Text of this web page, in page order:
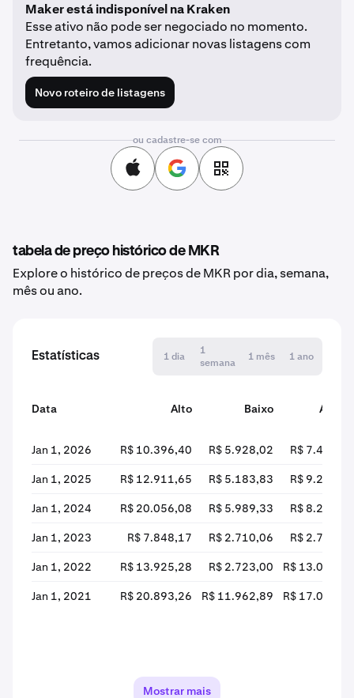
Maker está indisponível na Kraken
Esse ativo não pode ser negociado no momento.
Entretanto, vamos adicionar novas listagens com
frequência.
Novo roteiro de listagens
ou cadastre-se com
tabela de preço histórico de MKR
Explore o histórico de preços de MKR por dia, semana,
mês ou ano.
Estatísticas 1 dia
1
semana
1 mês 1 ano
Data Alto Baixo Aberto
Jan 1, 2026 R$ 10.396,40 R$ 5.928,02 R$ 7.438,56
Jan 1, 2025 R$ 12.911,65 R$ 5.183,83 R$ 9.220,36
Jan 1, 2024 R$ 20.056,08 R$ 5.989,33 R$ 8.223,16
Jan 1, 2023 R$ 7.848,17 R$ 2.710,06 R$ 2.712,89
Jan 1, 2022 R$ 13.925,28 R$ 2.723,00 R$ 13.044,56
Jan 1, 2021 R$ 20.893,26 R$ 11.962,89 R$ 17.041,42
Mostrar mais